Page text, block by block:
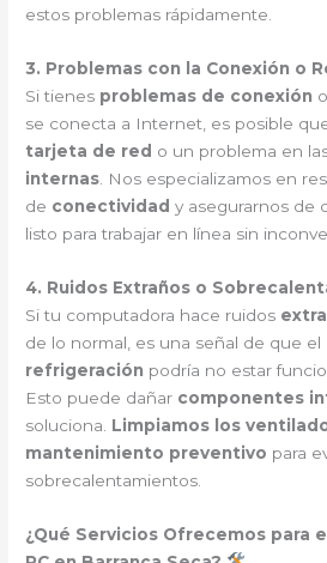
estos problemas rápidamente.
3. Problemas con la Conexión o
Si tienes problemas de conexión
se conecta a Internet, es posible
tarjeta de red o un problema en
internas . Nos especializamos en
de conectividad y asegurarnos de
listo para trabajar en línea sin
4. Ruidos Extraños o
Si tu computadora hace ruidos
de lo normal, es una señal de que el
refrigeración podría no estar
Esto puede dañar componentes
soluciona. Limpiamos los
mantenimiento preventivo para
sobrecalentamientos.
¿Qué Servicios Ofrecemos para